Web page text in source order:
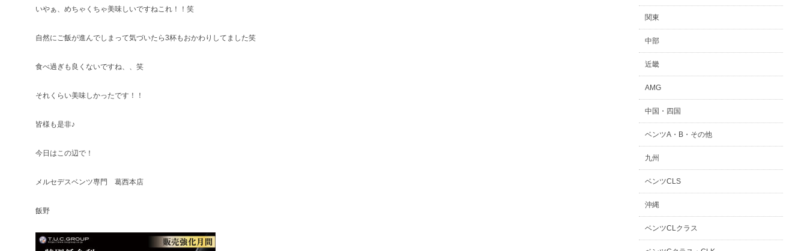
いやぁ、めちゃくちゃ美味しいですねこれ！！笑
自然にご飯が進んでしまって気づいたら3杯もおかわりしてました笑
食べ過ぎも良くないですね、、笑
それくらい美味しかったです！！
皆様も是非♪
今日はこの辺で！
メルセデスベンツ専門 葛西本店
飯野
関東
中部
近畿
AMG
中国・四国
ベンツA・B・その他
九州
ベンツCLS
沖縄
ベンツCLクラス